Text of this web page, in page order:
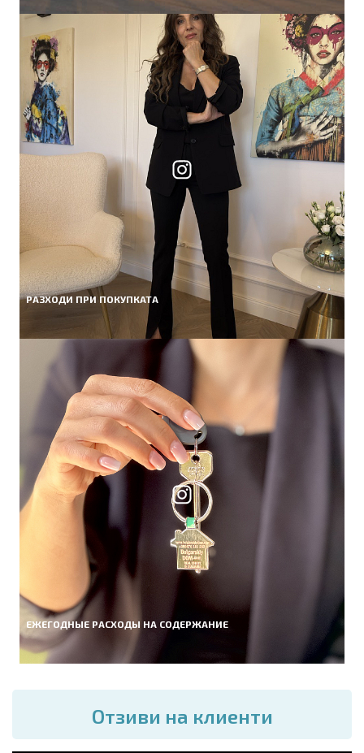
РАЗХОДИ ПРИ ПОКУПКАТА
ЕЖЕГОДНЫЕ РАСХОДЫ НА СОДЕРЖАНИЕ
Отзиви на клиенти